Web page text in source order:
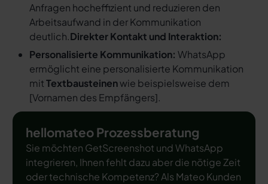
Anfragen hocheffizient und reduzieren den
Arbeitsaufwand in der Kommunikation
deutlich.Direkter Kontakt und Interaktion:
Personalisierte Kommunikation: WhatsApp
ermöglicht eine personalisierte Kommunikation
mitTextbausteinenwie beispielsweise dem
[Vornamen des Empfängers].
hellomateo Prozessberatung
Sie möchten GetScreenshot und WhatsApp
integrieren, Ihnen fehlt dazu aber die nötige Zeit
oder technische Kompetenz? Als Mateo Kunden